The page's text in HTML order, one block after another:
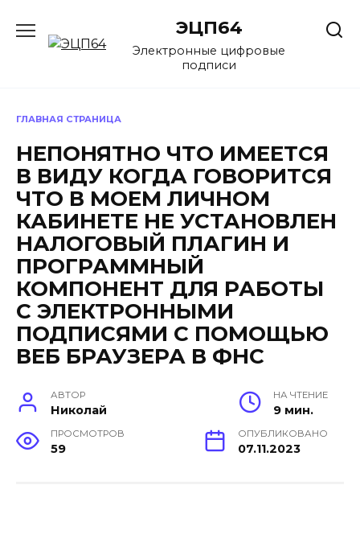
содержанию
ЭЦП64
Электронные цифровые
подписи
ГЛАВНАЯ СТРАНИЦА
НЕПОНЯТНО ЧТО ИМЕЕТСЯ
В ВИДУ КОГДА ГОВОРИТСЯ
ЧТО В МОЕМ ЛИЧНОМ
КАБИНЕТЕ НЕ УСТАНОВЛЕН
НАЛОГОВЫЙ ПЛАГИН И
ПРОГРАММНЫЙ
КОМПОНЕНТ ДЛЯ РАБОТЫ
С ЭЛЕКТРОННЫМИ
ПОДПИСЯМИ С ПОМОЩЬЮ
ВЕБ БРАУЗЕРА В ФНС
АВТОР
Николай
НА ЧТЕНИЕ
9 мин.
ПРОСМОТРОВ
59
ОПУБЛИКОВАНО
07.11.2023